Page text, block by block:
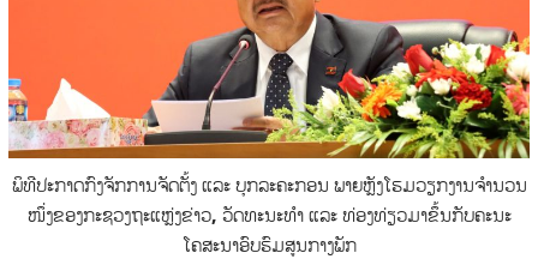
ພິທີປະກາດກົງຈັກການຈັດຕັ້ງ ແລະ ບຸກລະຄະກອນ ພາຍຫຼັງໂຮມວຽກງານຈຳນວນ
ໜຶ່ງຂອງກະຊວງຖະແຫຼ່ງຂ່າວ, ວັດທະນະທຳ ແລະ ທ່ອງທ່ຽວມາຂຶ້ນກັບຄະນະ
ໂຄສະນາອົບຮົມສູນກາງພັກ